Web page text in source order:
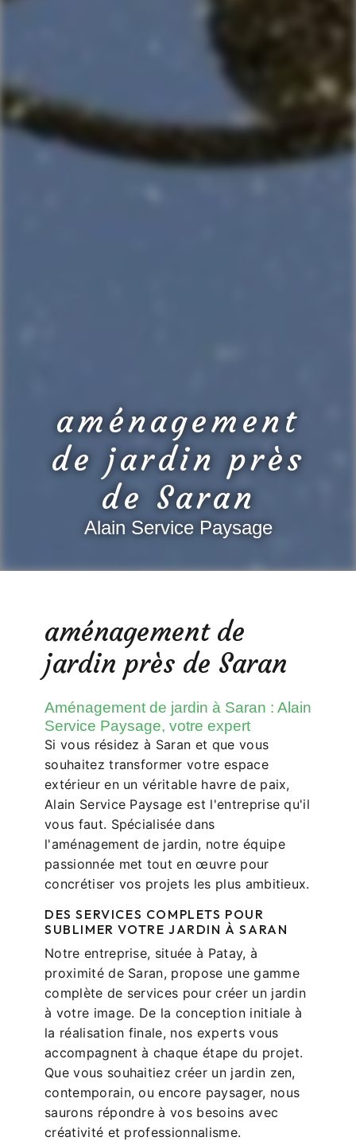
aménagement
de jardin près
de Saran
Alain Service Paysage
aménagement de
jardin près de Saran
Aménagement de jardin à Saran : Alain
Service Paysage, votre expert
Si vous résidez à Saran et que vous
souhaitez transformer votre espace
extérieur en un véritable havre de paix,
Alain Service Paysage est l'entreprise qu'il
vous faut. Spécialisée dans
l'aménagement de jardin, notre équipe
passionnée met tout en œuvre pour
concrétiser vos projets les plus ambitieux.
DES SERVICES COMPLETS POUR
SUBLIMER VOTRE JARDIN À SARAN
Notre entreprise, située à Patay, à
proximité de Saran, propose une gamme
complète de services pour créer un jardin
à votre image. De la conception initiale à
la réalisation finale, nos experts vous
accompagnent à chaque étape du projet.
Que vous souhaitiez créer un jardin zen,
contemporain, ou encore paysager, nous
saurons répondre à vos besoins avec
créativité et professionnalisme.